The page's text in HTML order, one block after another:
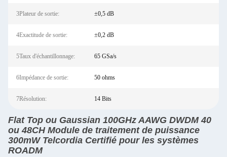
3Plateur de sortie: ±0,5 dB
4Exactitude de sortie: ±0,2 dB
5Taux d'échantillonnage: 65 GSa/s
6Impédance de sortie: 50 ohms
7Résolution: 14 Bits
Flat Top ou Gaussian 100GHz AAWG DWDM 40
ou 48CH Module de traitement de puissance
300mW Telcordia Certifié pour les systèmes
ROADM